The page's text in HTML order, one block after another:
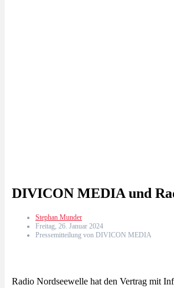
DIVICON MEDIA und
Stephan Munder
Freitag, 26. Januar 2024
Pressemitteilung von DIVICON MEDIA
Radio Nordseewelle hat den Vertrag mit